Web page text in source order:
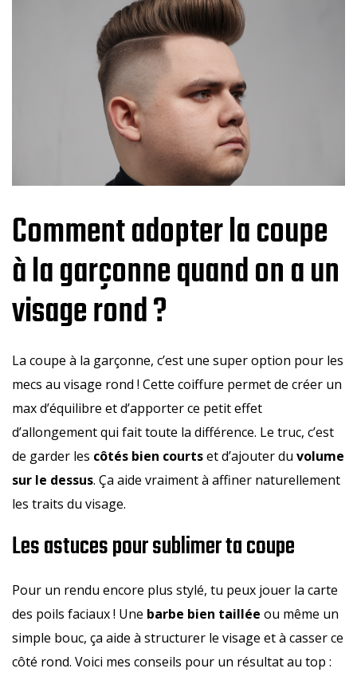
Comment adopter la coupe
à la garçonne quand on a un
visage rond ?
La coupe à la garçonne, c’est une super option pour les
mecs au visage rond ! Cette coiffure permet de créer un
max d’équilibre et d’apporter ce petit effet
d’allongement qui fait toute la différence. Le truc, c’est
de garder les côtés bien courtset d’ajouter du volume
sur le dessus. Ça aide vraiment à affiner naturellement
les traits du visage.
Les astuces pour sublimer ta coupe
Pour un rendu encore plus stylé, tu peux jouer la carte
des poils faciaux ! Une barbe bien taillée ou même un
simple bouc, ça aide à structurer le visage et à casser ce
côté rond. Voici mes conseils pour un résultat au top :